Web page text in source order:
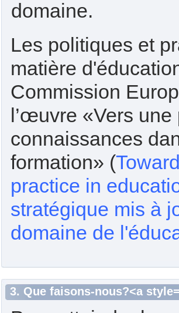
domaine.
Les politiques et
matière
Commission
l’œuvre «Vers
connaissances
formation» (
practice in
stratégique mis à
domaine de
3. Que faisons-nous?<a